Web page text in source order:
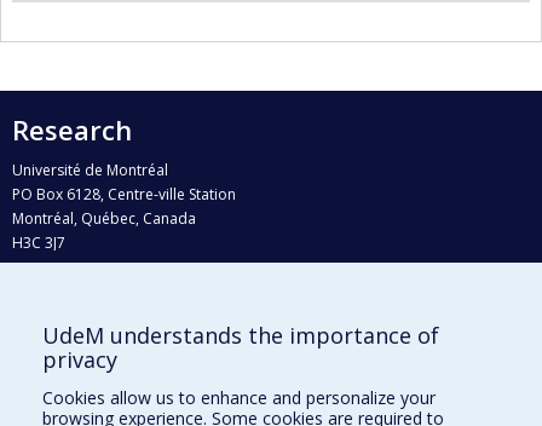
Research
Université de Montréal
PO Box 6128, Centre-ville Station
Montréal, Québec, Canada
H3C 3J7
Who does what?
Find us
UdeM understands the importance of
privacy
Cookies allow us to enhance and personalize your
browsing experience. Some cookies are required to